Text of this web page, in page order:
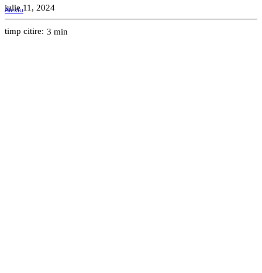
iulie 11, 2024
timp citire: 3 min